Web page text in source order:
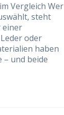
Vergleich Wer
steht
einer
oder
haben
– und beide